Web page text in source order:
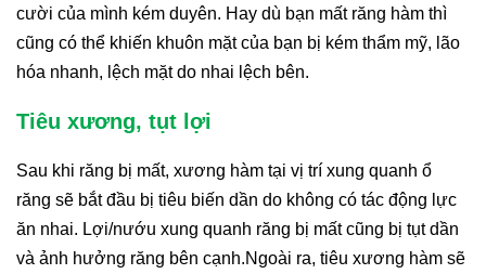
cười của mình kém duyên. Hay dù bạn mất răng hàm thì
cũng có thể khiến khuôn mặt của bạn bị kém thẩm mỹ, lão
hóa nhanh, lệch mặt do nhai lệch bên.
Tiêu xương, tụt lợi
Sau khi răng bị mất, xương hàm tại vị trí xung quanh ổ
răng sẽ bắt đầu bị tiêu biến dần do không có tác động lực
ăn nhai. Lợi/nướu xung quanh răng bị mất cũng bị tụt dần
và ảnh hưởng răng bên cạnh.Ngoài ra, tiêu xương hàm sẽ